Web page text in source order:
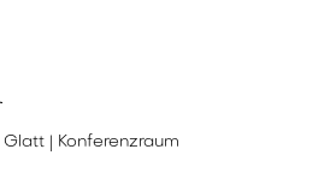
| Konferenzraum